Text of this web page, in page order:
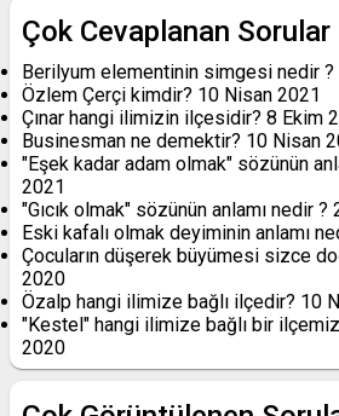
Çok Cevaplanan Sorular
Berilyum elementinin simgesi nedir ?
Özlem Çerçi kimdir? 10 Nisan 2021
Çınar hangi ilimizin ilçesidir? 8 Ekim
Businesman ne demektir? 10 Nisan
"Eşek kadar adam olmak" sözünün
2021
"Gıcık olmak" sözünün anlamı nedir ?
Eski kafalı olmak deyiminin anlamı
Çocuların düşerek büyümesi sizce
2020
Özalp hangi ilimize bağlı ilçedir? 10
"Kestel" hangi ilimize bağlı bir
2020